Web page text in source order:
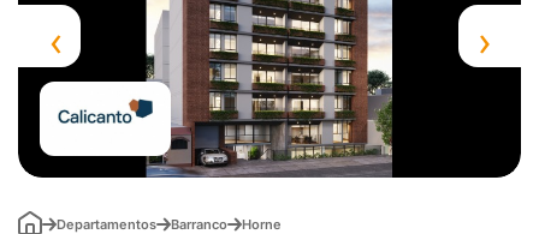
‹ ›
Departamentos Barranco Horne